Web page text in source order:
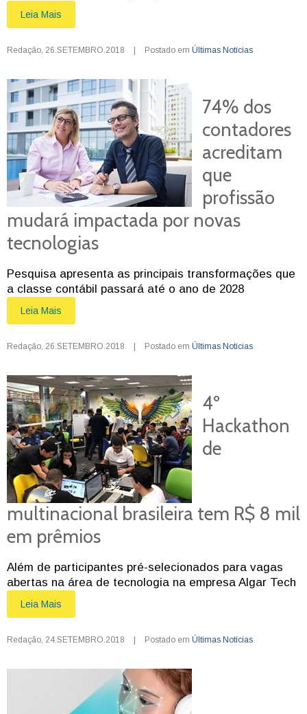
Leia Mais
Redação 26.SETEMBRO.2018 | Postado em Últimas Notícias
74% dos
contadores
acreditam
que
profissão
mudará impactada por novas
tecnologias
Pesquisa apresenta as principais transformações que
a classe contábil passará até o ano de 2028
Leia Mais
Redação 26.SETEMBRO.2018 | Postado em Últimas Notícias
4º
Hackathon
de
multinacional brasileira tem R$ 8 mil
em prêmios
Além de participantes pré-selecionados para vagas
abertas na área de tecnologia na empresa Algar Tech
Leia Mais
Redação 24.SETEMBRO.2018 | Postado em Últimas Notícias